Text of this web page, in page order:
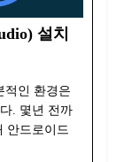
설치
적인 환경은
. 몇년 전까
안드로이드